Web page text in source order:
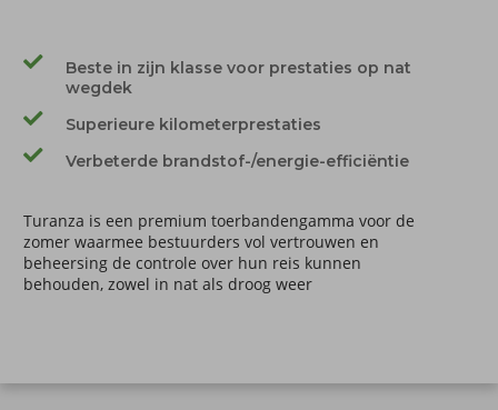
Beste in zijn klasse voor prestaties op nat
wegdek
Superieure kilometerprestaties
Verbeterde brandstof-/energie-efficiëntie
Turanza is een premium toerbandengamma voor de
zomer waarmee bestuurders vol vertrouwen en
beheersing de controle over hun reis kunnen
behouden, zowel in nat als droog weer